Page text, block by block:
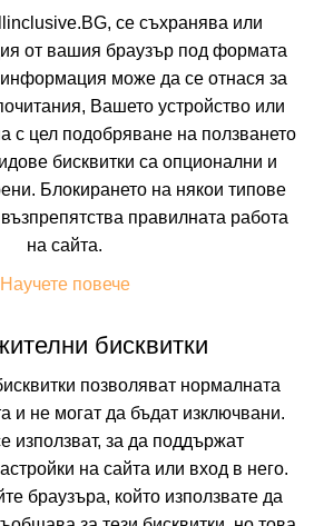
нито една оферта!
първи най-новите и най-
и специални
отстъпки?
се за нашия бюлетин сега !
Абонирай ме
се съхранява или
от вашия браузър под формата
информация може да се отнася за
Вашето устройство или
с цел подобряване на ползването
бисквитки са опционални и
Блокирането на някои типове
правилната работа
на сайта.
Научете повече
бисквитки
позволяват нормалната
и не могат да бъдат изключвани.
използват, за да поддържат
на сайта или вход в него.
браузъра, който използвате да